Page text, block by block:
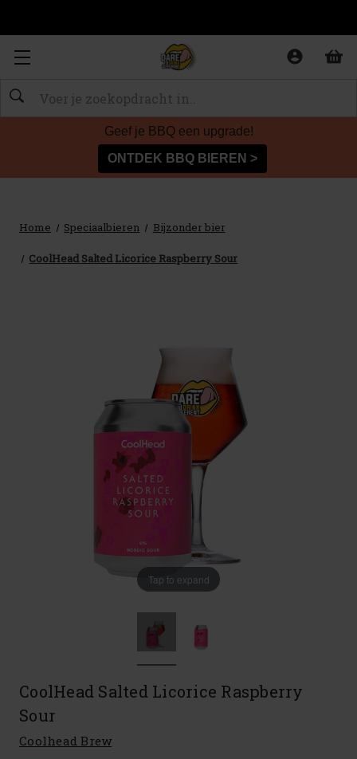
Zoeken
Geef je BBQ een upgrade!
ONTDEK BBQ BIEREN >
Home Speciaalbieren Bijzonder bier
CoolHead Salted Licorice Raspberry Sour
Tap to expand
CoolHead Salted Licorice Raspberry
Sour
Coolhead Brew